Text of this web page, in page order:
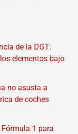
de la DGT:
elementos bajo
no asusta a
de coches
1 para